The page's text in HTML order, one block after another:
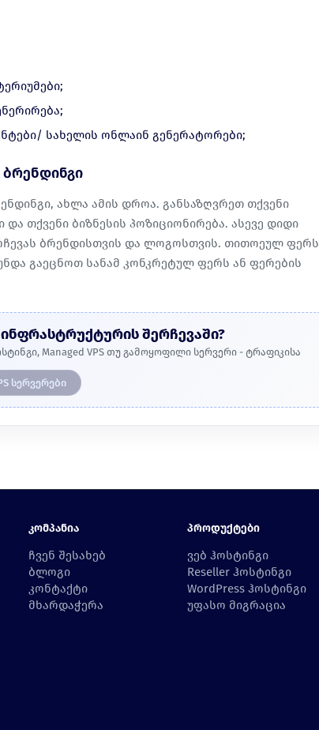
სახელის ონლაინ გენერატორები;
ბრენდინგი
ახლა ამის დროა. განსაზღვრეთ თქვენი
თქვენი ბიზნესის პოზიციონირება. ასევე დიდი
ბრენდისთვის და ლოგოსთვის. თითოეულ ფერს
გაეცნოთ სანამ კონკრეტულ ფერს ან ფერების
შერჩევაში?
Managed VPS თუ გამოყოფილი სერვერი - ტრაფიკისა
სერვერები
Კომპანია
ჩვენ შესახებ
ბლოგი
კონტაქტი
მხარდაჭერა
Პროდუქტები
ვებ ჰოსტინგი
Reseller ჰოსტინგი
WordPress ჰოსტინგი
უფასო მიგრაცია